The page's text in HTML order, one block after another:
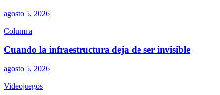
agosto 5, 2026
Columna
Cuando la infraestructura deja de ser invisible
agosto 5, 2026
Videojuegos